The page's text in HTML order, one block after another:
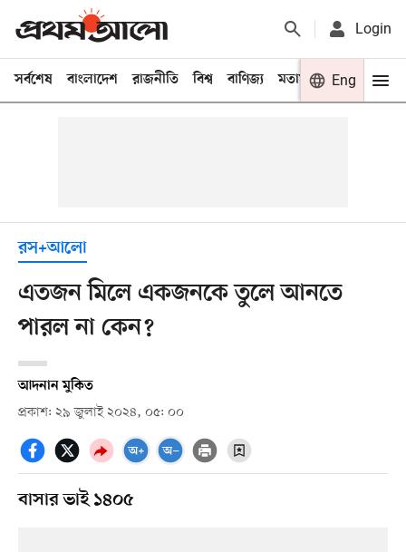
Login
সর্বশেষ বাংলাদেশ রাজনীতি বিশ্ব বাণিজ্য মতামত খেলা
Eng
রস+আলো
এতজন মিলে একজনকে তুলে আনতে
পারল না কেন?
আদনান মুকিত
প্রকাশ: ২৯ জুলাই ২০২৪, ০৫: ০০
বাসার ভাই ১৪০৫